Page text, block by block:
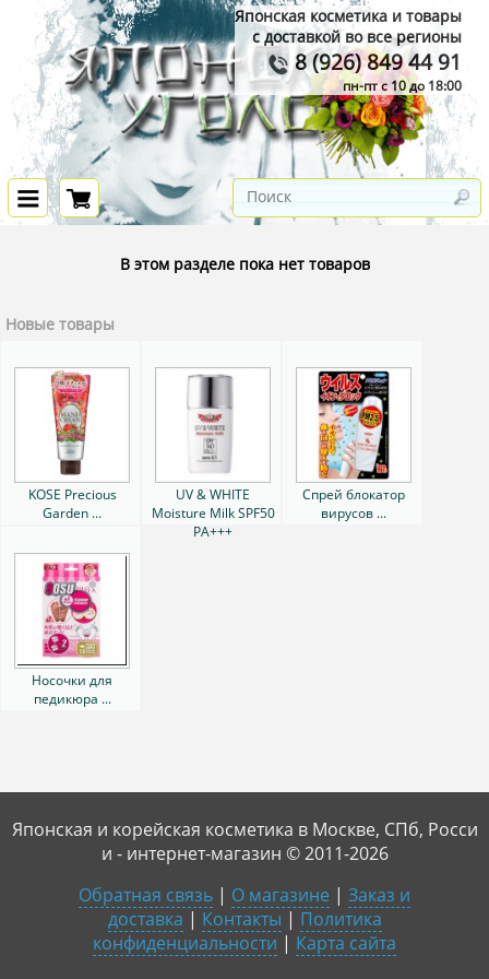
Японская косметика и товары
с доставкой во все регионы
8 (926) 849 44 91
пн-пт с 10 до 18:00
В этом разделе пока нет товаров
Новые товары
KOSE Precious
Garden ...
UV & WHITE
Moisture Milk SPF50
PA+++
Спрей блокатор
вирусов ...
Носочки для
педикюра ...
Японская и корейская косметика в Москве, СПб, Росси
и - интернет-магазин © 2011-2026
Обратная связь | О магазине | Заказ и
доставка | Контакты | Политика
конфиденциальности | Карта сайта